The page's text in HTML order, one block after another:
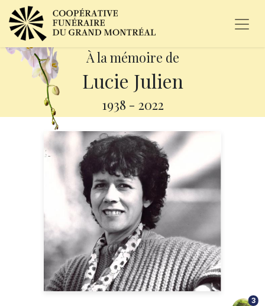
À la mémoire de
Lucie Julien
1938 - 2022
3